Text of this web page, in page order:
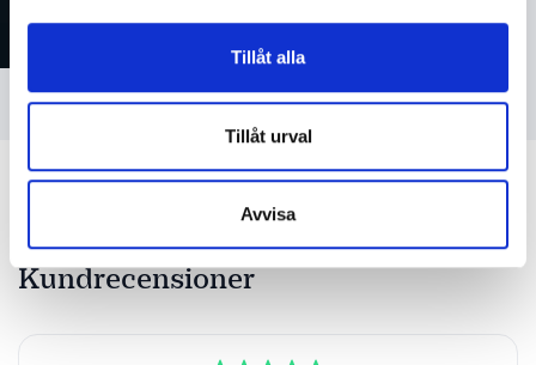
Tillåt alla
Tillåt urval
Avvisa
Kundrecensioner